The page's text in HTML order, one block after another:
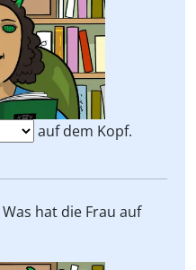
auf dem Kopf.
hat die Frau auf